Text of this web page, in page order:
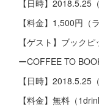
【日時】
【料金】1,500円（
【ゲスト】ブック
ーCOFFEE TO
【日時】
【料金】無料（